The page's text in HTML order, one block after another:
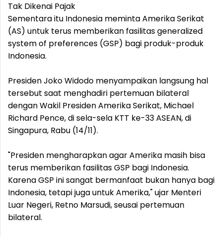
Tak Dikenai Pajak
Sementara itu Indonesia meminta Amerika Serikat
(AS) untuk terus memberikan fasilitas generalized
system of preferences (GSP) bagi produk-produk
Indonesia.
Presiden Joko Widodo menyampaikan langsung hal
tersebut saat menghadiri pertemuan bilateral
dengan Wakil Presiden Amerika Serikat, Michael
Richard Pence, di sela-sela KTT ke-33 ASEAN, di
Singapura, Rabu (14/11).
"Presiden mengharapkan agar Amerika masih bisa
terus memberikan fasilitas GSP bagi Indonesia.
Karena GSP ini sangat bermanfaat bukan hanya bagi
Indonesia, tetapi juga untuk Amerika," ujar Menteri
Luar Negeri, Retno Marsudi, seusai pertemuan
bilateral.